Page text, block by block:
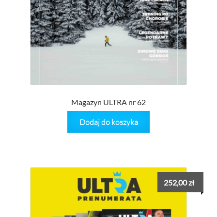
Magazyn ULTRA nr 62
Dodaj do koszyka
252,00zł